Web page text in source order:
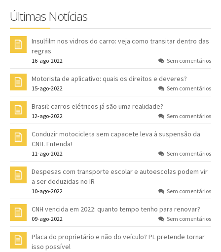
Últimas Notícias
Insulfilm nos vidros do carro: veja como transitar dentro das
regras
16-ago-2022 Sem comentários
Motorista de aplicativo: quais os direitos e deveres?
15-ago-2022 Sem comentários
Brasil: carros elétricos já são uma realidade?
12-ago-2022 Sem comentários
Conduzir motocicleta sem capacete leva à suspensão da
CNH. Entenda!
11-ago-2022 Sem comentários
Despesas com transporte escolar e autoescolas podem vir
a ser deduzidas no IR
10-ago-2022 Sem comentários
CNH vencida em 2022: quanto tempo tenho para renovar?
09-ago-2022 Sem comentários
Placa do proprietário e não do veículo? PL pretende tornar
isso possível